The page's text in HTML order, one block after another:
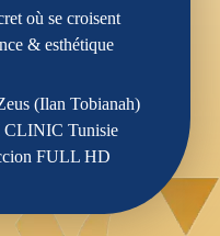
où se croisent
& esthétique
(Ilan Tobianah)
Tunisie
FULL HD